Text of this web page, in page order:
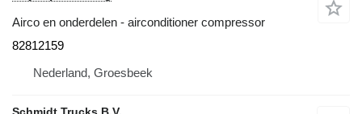
Airco en onderdelen - airconditioner compressor
82812159
Nederland, Groesbeek
Schmidt Trucks B.V.